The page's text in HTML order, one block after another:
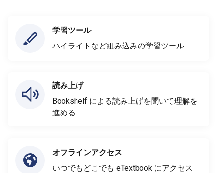
学習ツール
ハイライトなど組み込みの学習ツール
読み上げ
Bookshelf による読み上げを聞いて理解を
進める
オフラインアクセス
いつでもどこでも eTextbook にアクセス